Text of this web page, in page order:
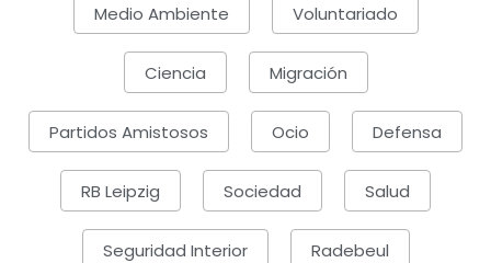
Medio Ambiente Voluntariado
Ciencia Migración
Partidos Amistosos Ocio Defensa
RB Leipzig Sociedad Salud
Seguridad Interior Radebeul